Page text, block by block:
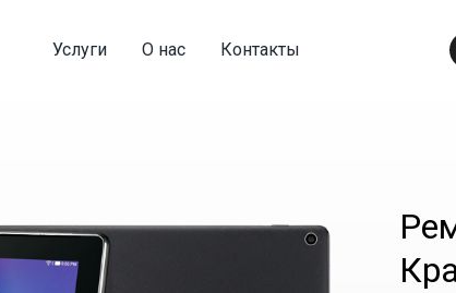
Услуги О нас Контакты